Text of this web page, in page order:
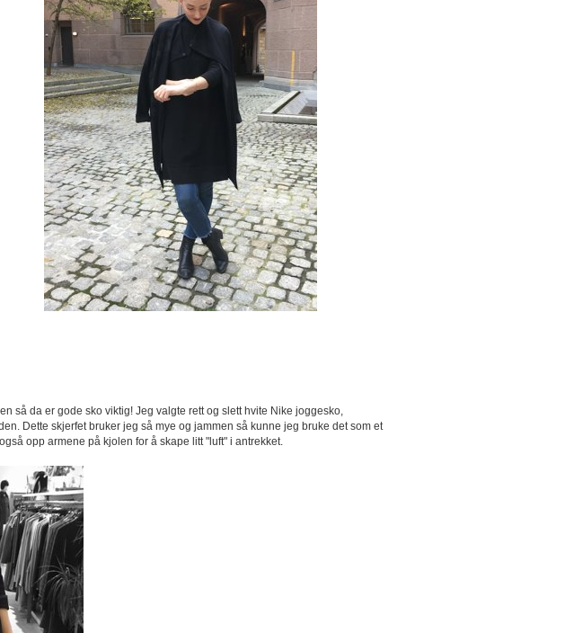
så da er gode sko viktig! Jeg valgte rett og slett hvite Nike joggesko,
Dette skjerfet bruker jeg så mye og jammen så kunne jeg bruke det som et
opp armene på kjolen for å skape litt "luft" i antrekket.